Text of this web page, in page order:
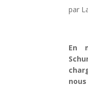
par
En